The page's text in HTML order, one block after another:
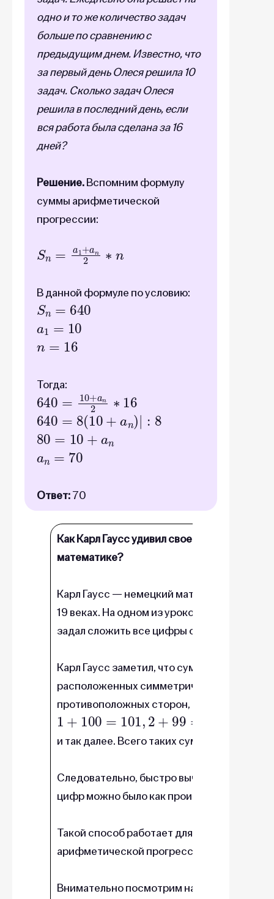
одно и то же количество задач
больше по сравнению с
предыдущим днем. Известно, что
за первый день Олеся решила 10
задач. Сколько задач Олеся
решила в последний день, если
вся работа была сделана за 16
дней?
Решение.Вспомним формулу
суммы арифметической
прогрессии:
Sn +an2
В данной формуле по условию:
Sn
640
1=
10
= 16
Тогда:
640 10+an ∗16
640
8(10+
8
80
10 +a
70
Ответ:70
Как Карл Гаусс удивил своего учителя по
математике?
Карл Гаусс — немецкий математик,
19 веках. На одном из уроков математики
задал сложить все цифры от 1 до 100.
Карл Гаусс заметил, что суммы чисел,
расположенных симметрично с
противоположных сторон, одинаковые:
1+ 100=101 2+99= 101,3
и так далее. Всего таких сумм получилось
Следовательно, быстро вычислить сумму
цифр можно было как произведение
Такой способ работает для любой
арифметической прогрессии.
Внимательно посмотрим на сумму